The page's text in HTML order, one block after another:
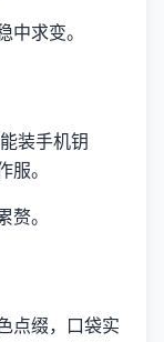
中求变。
装手机钥
服。
赘。
点缀，口袋实